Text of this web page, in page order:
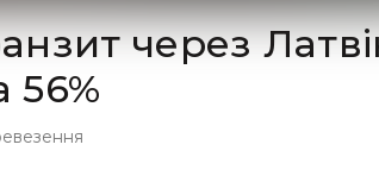
через
56%